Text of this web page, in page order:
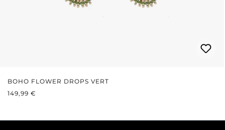
BOHO FLOWER DROPS VERT
PRIX RÉGULIER :
149,99 €